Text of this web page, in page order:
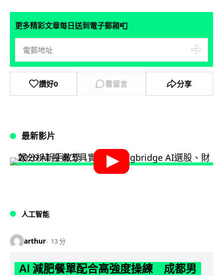
更多精彩文章每日送到電子郵箱📮
讚好0 看留言 分享
最新影片
人工智能
arthur 13 分
AI 減肥餐單配合高強度操練 成都男